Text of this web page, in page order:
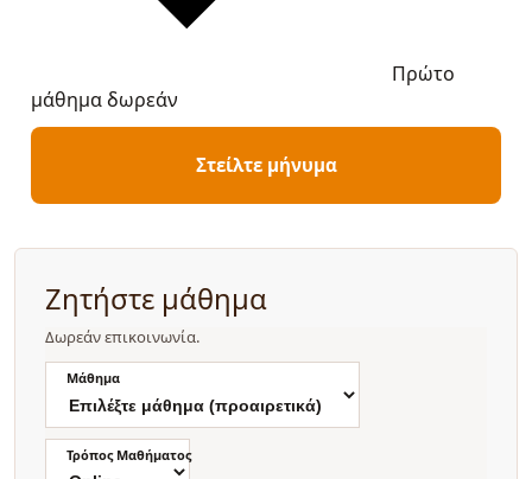
Πρώτο
μάθημα δωρεάν
Στείλτε μήνυμα
Ζητήστε μάθημα
Δωρεάν επικοινωνία.
Μάθημα
Τρόπος Μαθήματος